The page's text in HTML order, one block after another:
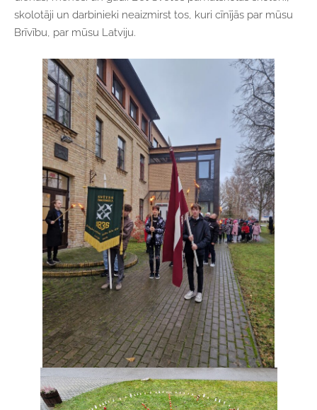
skolotāji un darbinieki neaizmirst tos, kuri cīnījās par mūsu
Brīvību, par mūsu Latviju.